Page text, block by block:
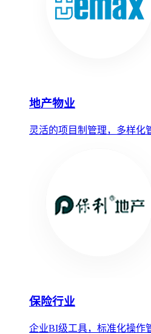
地产物业
灵活的项目制管理，多样化
保险行业
企业BI级工具，标准化操作